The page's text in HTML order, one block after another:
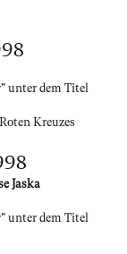
unter dem Titel
Kreuzes
Jaska
unter dem Titel